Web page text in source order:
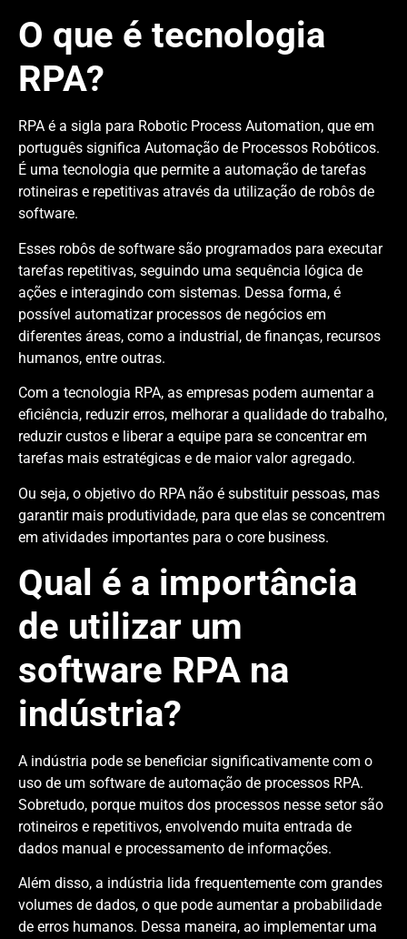
O que é tecnologia
RPA?
RPA é a sigla para Robotic Process Automation, que em
português significa Automação de Processos Robóticos.
É uma tecnologia que permite a automação de tarefas
rotineiras e repetitivas através da utilização de robôs de
software.
Esses robôs de software são programados para executar
tarefas repetitivas, seguindo uma sequência lógica de
ações e interagindo com sistemas. Dessa forma, é
possível automatizar processos de negócios em
diferentes áreas, como a industrial, de finanças, recursos
humanos, entre outras.
Com a tecnologia RPA, as empresas podem aumentar a
eficiência, reduzir erros, melhorar a qualidade do trabalho,
reduzir custos e liberar a equipe para se concentrar em
tarefas mais estratégicas e de maior valor agregado.
Ou seja, o objetivo do RPA não é substituir pessoas, mas
garantir mais produtividade, para que elas se concentrem
em atividades importantes para o core business.
Qual é a importância
de utilizar um
software RPA na
indústria?
A indústria pode se beneficiar significativamente com o
uso de um software de automação de processos RPA.
Sobretudo, porque muitos dos processos nesse setor são
rotineiros e repetitivos, envolvendo muita entrada de
dados manual e processamento de informações.
Além disso, a indústria lida frequentemente com grandes
volumes de dados, o que pode aumentar a probabilidade
de erros humanos. Dessa maneira, ao implementar uma